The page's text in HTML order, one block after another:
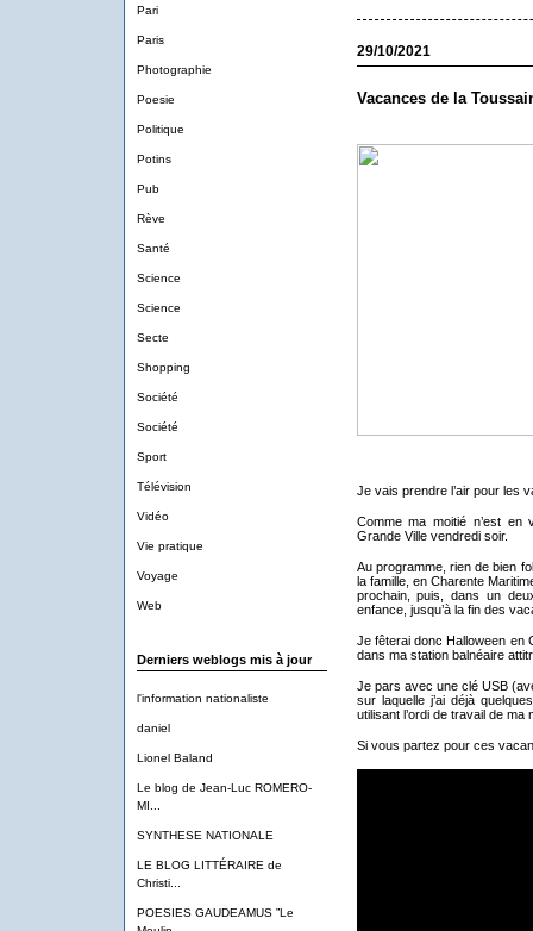
Pari
Paris
Photographie
Poesie
Politique
Potins
Pub
Rève
Santé
Science
Science
Secte
Shopping
Société
Société
Sport
Télévision
Vidéo
Vie pratique
Voyage
Web
Derniers weblogs mis à jour
l'information nationaliste
daniel
Lionel Baland
Le blog de Jean-Luc ROMERO-
MI...
SYNTHESE NATIONALE
LE BLOG LITTÉRAIRE de
Christi...
POESIES GAUDEAMUS ”Le
29/10/2021
Vacances de la
Je vais prendre l’air pour les
Comme ma moitié n’est en
Grande Ville vendredi soir.
Au programme, rien de bien
la famille, en Charente
prochain, puis, dans un
enfance, jusqu’à la fin des
Je fêterai donc Halloween en
dans ma station balnéaire
Je pars avec une clé USB
sur laquelle j’ai déjà
utilisant l’ordi de travail de ma
Si vous partez pour ces